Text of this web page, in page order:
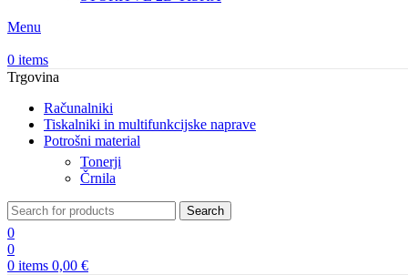
Menu
0 items
Trgovina
Računalniki
Tiskalniki in multifunkcijske naprave
Potrošni material
Tonerji
Črnila
Search
0
0
0 items 0,00 €